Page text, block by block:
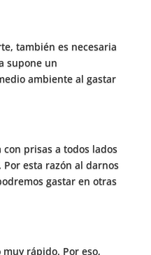
también es necesaria
supone un
ambiente al gastar
prisas a todos lados
Por esta razón al darnos
gastar en otras
rápido. Por eso,